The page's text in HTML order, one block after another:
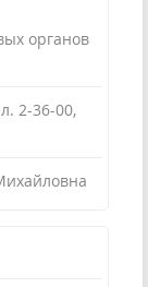
органов
2-36-00,